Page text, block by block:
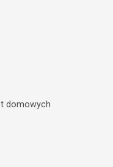
domowych